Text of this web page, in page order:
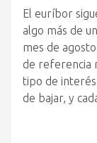
El euríbor
algo más de
mes de
de referencia
tipo de interés
de bajar, y